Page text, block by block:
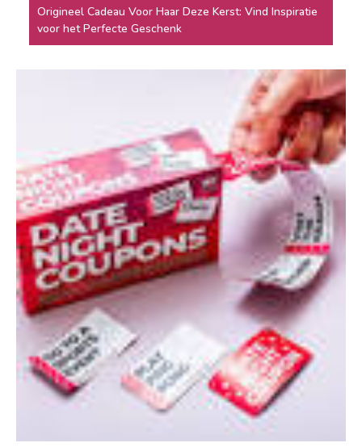
Origineel Cadeau Voor Haar Deze Kerst: Vind Inspiratie
voor het Perfecte Geschenk